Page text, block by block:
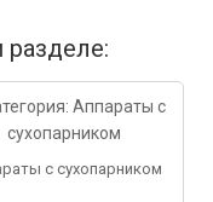
с сухопарником